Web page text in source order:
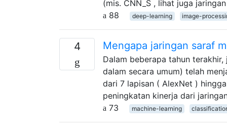
(mis. CNN_S , lihat juga
88
deep-learning image-
4 Mengapa jaringan saraf
Dalam beberapa tahun
dalam secara umum) telah
dari 7 lapisan ( AlexNet )
peningkatan kinerja dari
73
machine-learning